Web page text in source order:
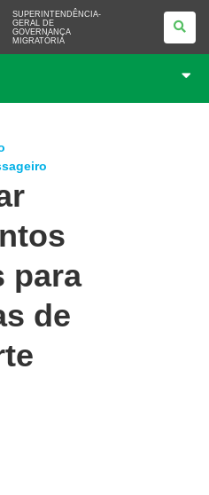
SUPERINTENDÊNCIA-
GERAL DE
GOVERNANÇA
MIGRATÓRIA
para
de